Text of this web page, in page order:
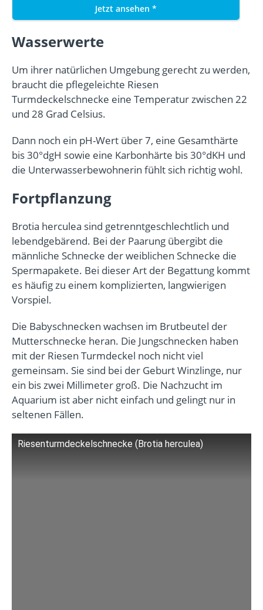
Jetzt ansehen *
Wasserwerte
Um ihrer natürlichen Umgebung gerecht zu werden,
braucht die pflegeleichte Riesen
Turmdeckelschnecke eine Temperatur zwischen 22
und 28 Grad Celsius.
Dann noch ein pH-Wert über 7, eine Gesamthärte
bis 30°dgH sowie eine Karbonhärte bis 30°dKH und
die Unterwasserbewohnerin fühlt sich richtig wohl.
Fortpflanzung
Brotia herculea sind getrenntgeschlechtlich und
lebendgebärend. Bei der Paarung übergibt die
männliche Schnecke der weiblichen Schnecke die
Spermapakete. Bei dieser Art der Begattung kommt
es häufig zu einem komplizierten, langwierigen
Vorspiel.
Die Babyschnecken wachsen im Brutbeutel der
Mutterschnecke heran. Die Jungschnecken haben
mit der Riesen Turmdeckel noch nicht viel
gemeinsam. Sie sind bei der Geburt Winzlinge, nur
ein bis zwei Millimeter groß. Die Nachzucht im
Aquarium ist aber nicht einfach und gelingt nur in
seltenen Fällen.
Riesenturmdeckelschnecke (Brotia herculea)